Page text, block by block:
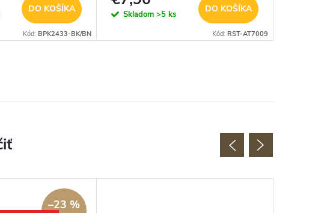
DO KOŠÍKA
Kód: BPK2433-BK/BN
Skladom >5 ks
DO KOŠÍKA
Kód: RST-AT7009
–23 %